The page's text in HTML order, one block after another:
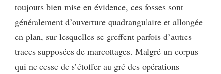
toujours bien mise en évidence, ces fosses sont
généralement d’ouverture quadrangulaire et allongée
en plan, sur lesquelles se greffent parfois d’autres
traces supposées de marcottages. Malgré un corpus
qui ne cesse de s’étoffer au gré des opérations